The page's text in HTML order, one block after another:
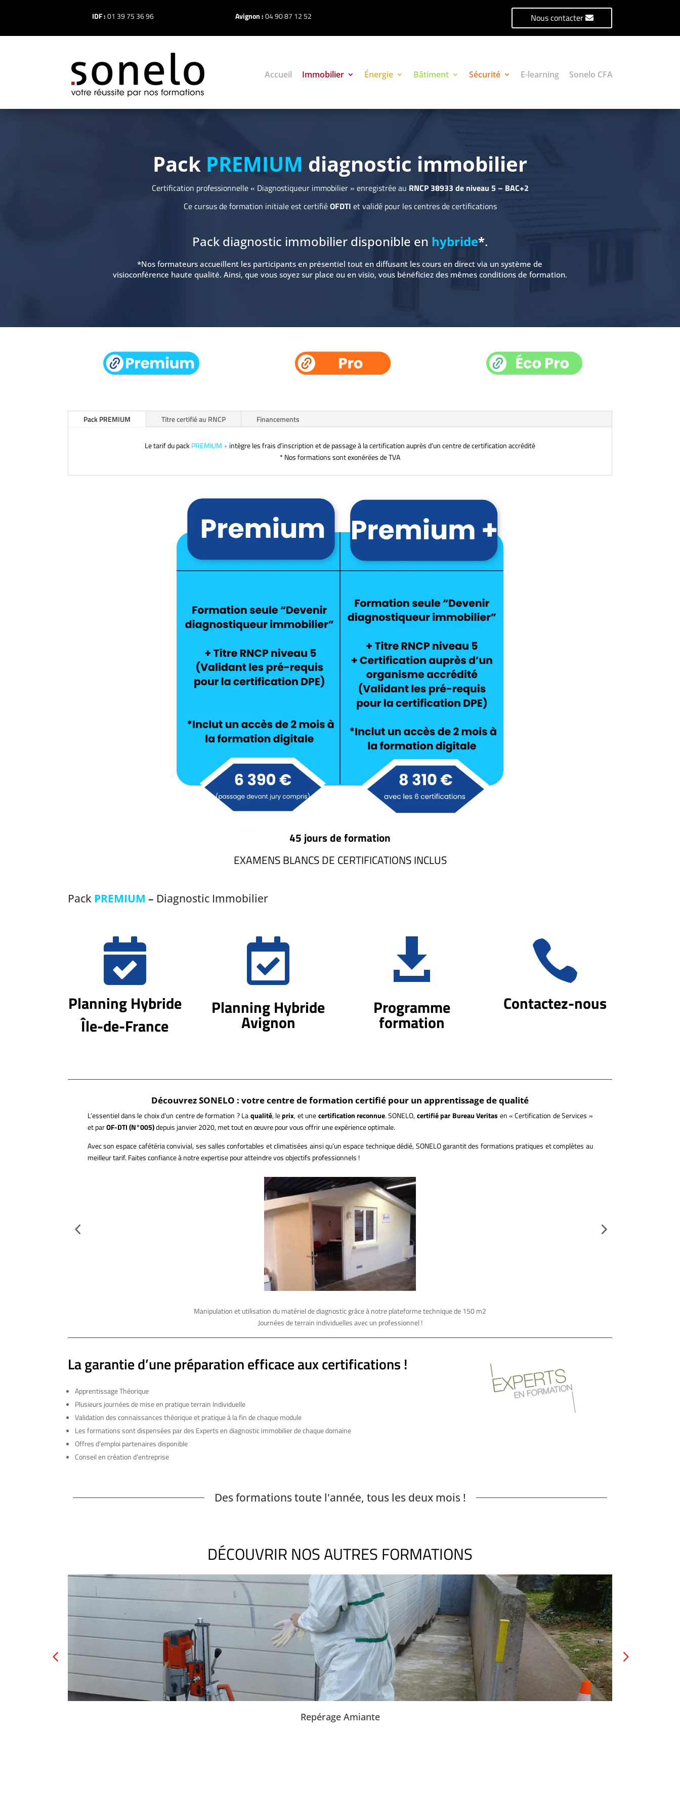
IDF :01 39 75 36 96 Avignon :04 90 87 12 52 Nous contacter
Accueil Immobilier Énergie Bâtiment Sécurité E-learning Sonelo CFA
Pack PREMIUM diagnostic immobilier
Certification professionnelle « Diagnostiqueur immobilier » enregistrée au RNCP 38933 de niveau 5 – BAC+2
Ce cursus de formation initiale est certifiéOFDTI et validé pour les centres de certifications
Pack diagnostic immobilier disponible en hybride*.
*Nos formateurs accueillent les participants en présentiel tout en diffusant les cours en direct via un système de
visioconférence haute qualité. Ainsi, que vous soyez sur place ou en visio, vous bénéficiez des mêmes conditions de formation.
Pack PREMIUM Titre certifié au RNCP Financements
Le tarif du packPREMIUM + intègre les frais d’inscription et de passage à la certification auprès d’un centre de certification accrédité
* Nos formations sont exonérées de TVA
45 jours de formation
EXAMENS BLANCS DE CERTIFICATIONS INCLUS
Pack PREMIUM – Diagnostic Immobilier

Planning Hybride
Île-de-France

Planning Hybride
Avignon

Programme
formation

Contactez-nous
Découvrez SONELO : votre centre de formation certifié pour un apprentissage de qualité
L’essentiel dans le choix d’un centre de formation ? Laqualité, leprix, et unecertification reconnue. SONELO,certifié par Bureau Veritas en « Certification de Services »
et parOF-DTI (N°005)depuis janvier 2020, met tout en œuvre pour vous offrir une expérience optimale.
Avec son espace cafétéria convivial, ses salles confortables et climatisées ainsi qu’un espace technique dédié, SONELO garantit des formations pratiques et complètes au
meilleur tarif. Faites confiance à notre expertise pour atteindre vos objectifs professionnels !
Manipulation et utilisation du matériel de diagnostic grâce à notre plateforme technique de 150 m2
Journées de terrain individuelles avec un professionnel !
La garantie d’une préparation efficace aux certifications !
Apprentissage Théorique
Plusieurs journées de mise en pratique terrain Individuelle
Validation des connaissances théorique et pratique à la fin de chaque module
Les formations sont dispensées par des Experts en diagnostic immobilier de chaque domaine
Offres d’emploi partenaires disponible
Conseil en création d’entreprise
Des formations toute l'année, tous les deux mois !
DÉCOUVRIR NOS AUTRES FORMATIONS
Repérage Amiante